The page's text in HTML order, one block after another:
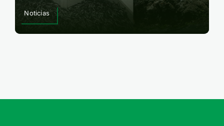
Noticias